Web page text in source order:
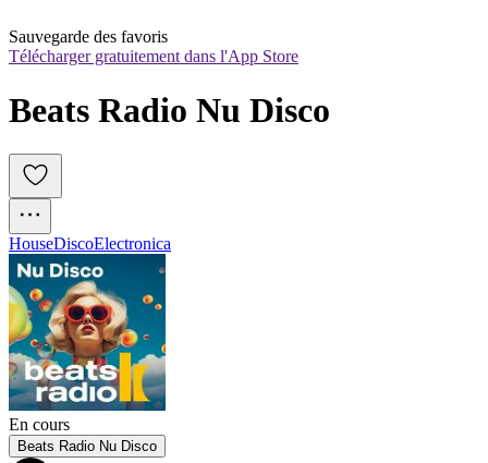
Sauvegarde des favoris
Télécharger gratuitement dans l'App Store
Beats Radio Nu Disco
HouseDiscoElectronica
En cours
Beats Radio Nu Disco